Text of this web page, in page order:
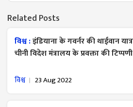
Related Posts
विश्व :इंडियाना के गवर्नर की थाईवान
चीनी विदेश मंत्रालय के प्रवक्ता की टिप्पणी
विश्व 23 Aug 2022